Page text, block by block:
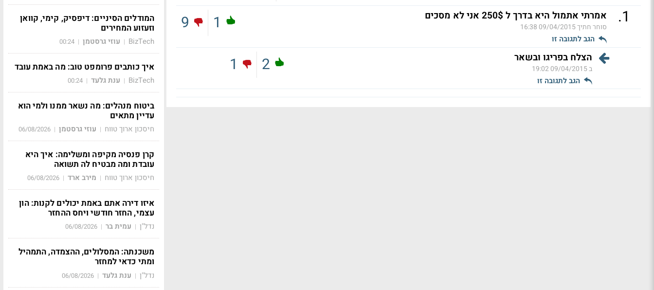
1
. אמרתי אתמול היא בדרך ל 250$ אני לא מסכים
סוחר חתיך09/04/2015 16:38
הגב לתגובה זו
1
9
הצלח בפריגו ובשאר
ב09/04/2015 19:02
הגב לתגובה זו
2
1
המודלים הסיניים: דיפסיק, קימי, קוואן
וזעזוע המחירים
BizTech
| עוזי גרסטמן |
00:24
איך כותבים פרומפט טוב: מה באמת עובד
BizTech
| ענת גלעד |
00:24
ביטוח מנהלים: מה נשאר ממנו ולמי הוא
עדיין מתאים
חיסכון ארוך טווח | עוזי גרסטמן |
06/08/2026
קרן פנסיה מקיפה ומשלימה: איך היא
עובדת ומה מבטיח לה תשואה
חיסכון ארוך טווח | מירב ארד |
06/08/2026
איזו דירה אתם באמת יכולים לקנות: הון
עצמי, החזר חודשי ויחס ההחזר
נדל"ן | עמית בר |
06/08/2026
משכנתה: המסלולים, ההצמדה, התמהיל
ומתי כדאי למחזר
נדל"ן | ענת גלעד |
06/08/2026